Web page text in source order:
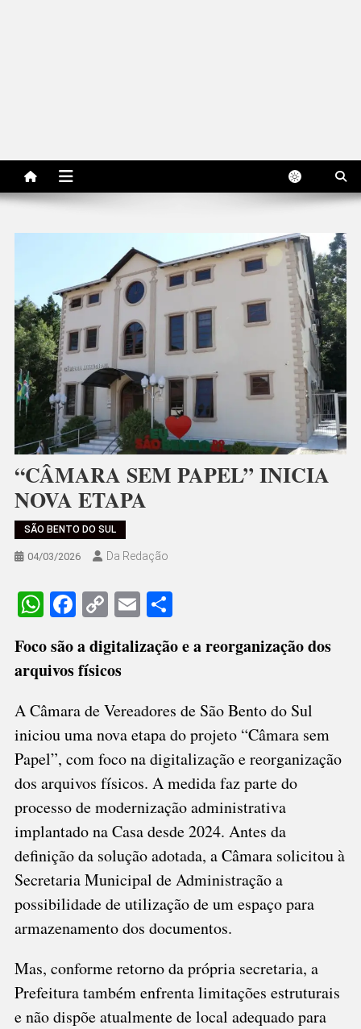
“CÂMARA SEM PAPEL” INICIA
NOVA ETAPA
SÃO BENTO DO SUL
04/03/2026 Da Redação
WhatsApp
Facebook
CopyEmailShare
Foco são a digitalização e a reorganização dos
arquivos físicos
A Câmara de Vereadores de São Bento do Sul
iniciou uma nova etapa do projeto “Câmara sem
Papel”, com foco na digitalização e reorganização
dos arquivos físicos. A medida faz parte do
processo de modernização administrativa
implantado na Casa desde 2024. Antes da
definição da solução adotada, a Câmara solicitou à
Secretaria Municipal de Administração a
possibilidade de utilização de um espaço para
armazenamento dos documentos.
Mas, conforme retorno da própria secretaria, a
Prefeitura também enfrenta limitações estruturais
e não dispõe atualmente de local adequado para